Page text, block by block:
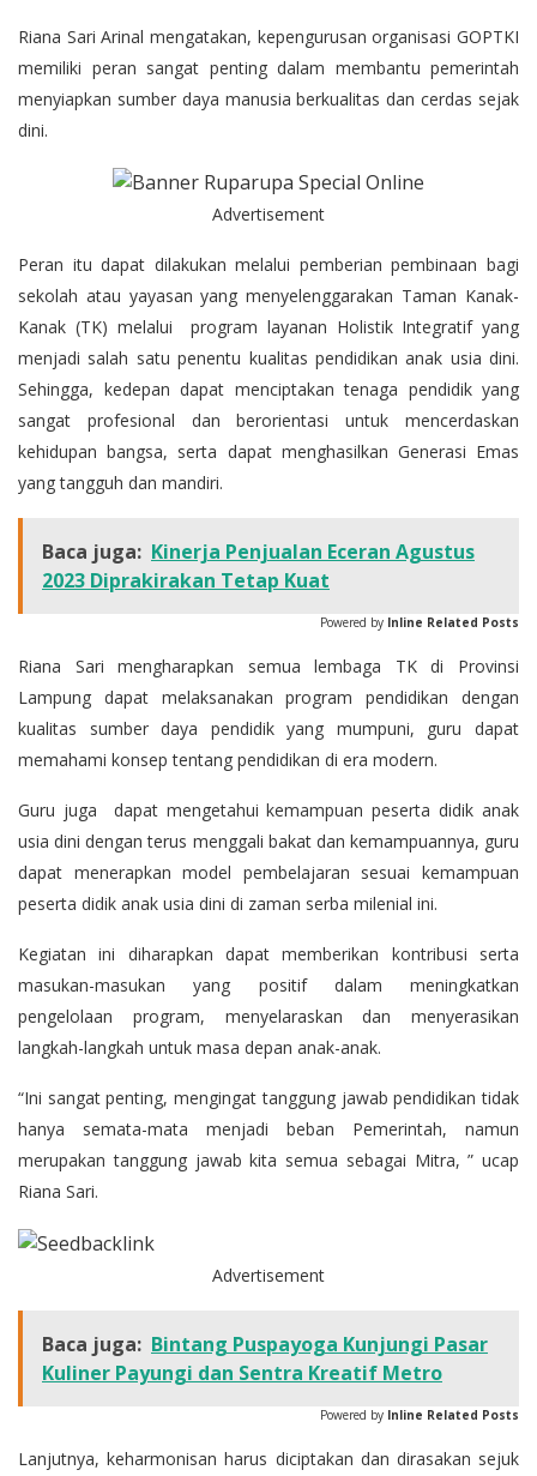
Riana Sari Arinal mengatakan, kepengurusan organisasi GOPTKI
memiliki peran sangat penting dalam membantu pemerintah
menyiapkan sumber daya manusia berkualitas dan cerdas sejak
dini.
Advertisement
Peran itu dapat dilakukan melalui pemberian pembinaan bagi
sekolah atau yayasan yang menyelenggarakan Taman Kanak-
Kanak (TK) melalui program layanan Holistik Integratif yang
menjadi salah satu penentu kualitas pendidikan anak usia dini.
Sehingga, kedepan dapat menciptakan tenaga pendidik yang
sangat profesional dan berorientasi untuk mencerdaskan
kehidupan bangsa, serta dapat menghasilkan Generasi Emas
yang tangguh dan mandiri.
Baca juga: Kinerja Penjualan Eceran Agustus
2023 Diprakirakan Tetap Kuat
Powered by Inline Related Posts
Riana Sari mengharapkan semua lembaga TK di Provinsi
Lampung dapat melaksanakan program pendidikan dengan
kualitas sumber daya pendidik yang mumpuni, guru dapat
memahami konsep tentang pendidikan di era modern.
Guru juga dapat mengetahui kemampuan peserta didik anak
usia dini dengan terus menggali bakat dan kemampuannya, guru
dapat menerapkan model pembelajaran sesuai kemampuan
peserta didik anak usia dini di zaman serba milenial ini.
Kegiatan ini diharapkan dapat memberikan kontribusi serta
masukan-masukan yang positif dalam meningkatkan
pengelolaan program, menyelaraskan dan menyerasikan
langkah-langkah untuk masa depan anak-anak.
“Ini sangat penting, mengingat tanggung jawab pendidikan tidak
hanya semata-mata menjadi beban Pemerintah, namun
merupakan tanggung jawab kita semua sebagai Mitra, ” ucap
Riana Sari.
Advertisement
Baca juga: Bintang Puspayoga Kunjungi Pasar
Kuliner Payungi dan Sentra Kreatif Metro
Powered by Inline Related Posts
Lanjutnya, keharmonisan harus diciptakan dan dirasakan sejuk